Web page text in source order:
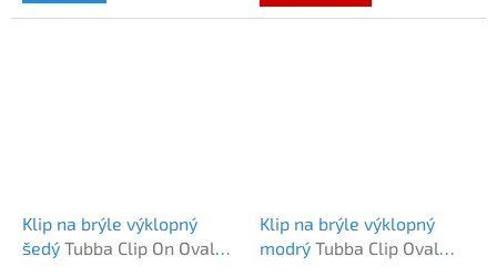
Klip na brýle výklopný
šedý Tubba Clip On Oval
Klip na brýle výklopný
modrý Tubba Clip Oval